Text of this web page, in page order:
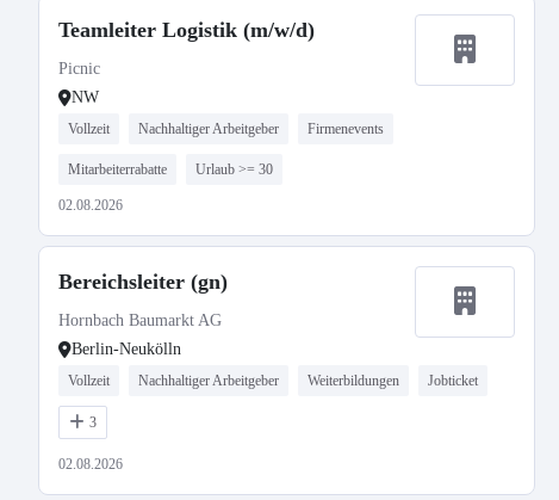
Teamleiter Logistik (m/w/d)
Picnic
NW
Vollzeit Nachhaltiger Arbeitgeber Firmenevents
Mitarbeiterrabatte Urlaub >= 30
02.08.2026
Bereichsleiter (gn)
Hornbach Baumarkt AG
Berlin-Neukölln
Vollzeit Nachhaltiger Arbeitgeber Weiterbildungen Jobticket
3
02.08.2026